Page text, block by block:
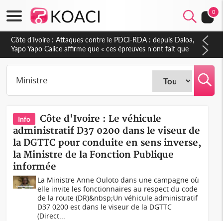
0
Côte d'Ivoire : Le Colonel-Major Fofié Kouakou est décédé,
l'armée perd une figure de la 2e Région militaire
Info
Côte d'Ivoire : Le véhicule
administratif D37 0200 dans le viseur de
la DGTTC pour conduite en sens inverse,
la Ministre de la Fonction Publique
informée
La Ministre Anne Ouloto dans une campagne où
elle invite les fonctionnaires au respect du code
de la route (DR)&nbsp;Un véhicule administratif
D37 0200 est dans le viseur de la DGTTC
(Direct...